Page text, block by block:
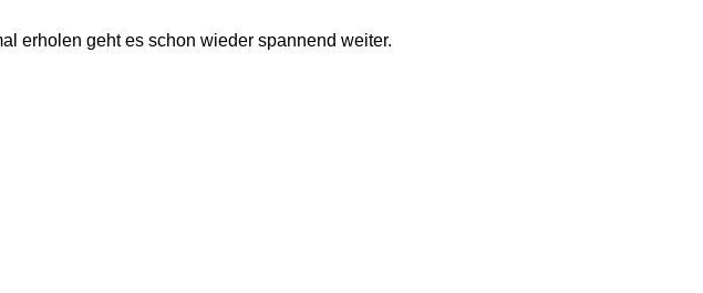
erholen geht es schon wieder spannend weiter.